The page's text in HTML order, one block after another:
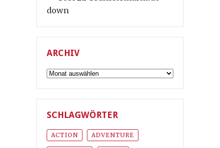
down
ARCHIV
Archiv
SCHLAGWÖRTER
ACTION ADVENTURE